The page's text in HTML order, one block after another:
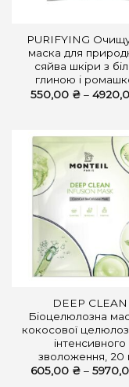
PURIFYING
маска для
сяйва шкіри з
глиною і
550,00 ₴ –
DEEP CLEAN
Біоцелюлозна
кокосової
інтенсивного
зволоження, 20
605,00 ₴ –